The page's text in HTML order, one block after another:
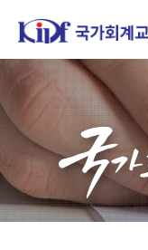
홈페이지가 새
한국조세재정